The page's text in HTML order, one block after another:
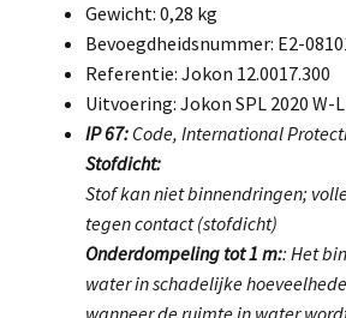
Gewicht: 0,28 kg
Bevoegdheidsnummer: E2-
Referentie: Jokon 12.0017.300
Uitvoering: Jokon SPL 2020 W-L
IP 67:Code, International
Stofdicht:
Stof kan niet binnendringen;
tegen contact (stofdicht)
Onderdompeling tot 1 m:: Het
water in schadelijke